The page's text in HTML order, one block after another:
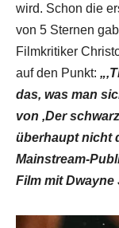
wird. Schon die
von 5 Sternen
Filmkritiker
auf den Punkt:
das, was man
von ‚Der
überhaupt nicht
Mainstream-
Film mit